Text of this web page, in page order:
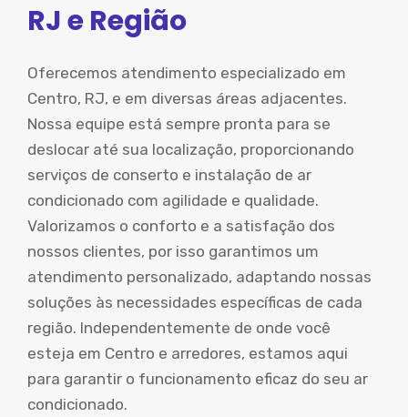
RJ e Região
Oferecemos atendimento especializado em
Centro, RJ, e em diversas áreas adjacentes.
Nossa equipe está sempre pronta para se
deslocar até sua localização, proporcionando
serviços de conserto e instalação de ar
condicionado com agilidade e qualidade.
Valorizamos o conforto e a satisfação dos
nossos clientes, por isso garantimos um
atendimento personalizado, adaptando nossas
soluções às necessidades específicas de cada
região. Independentemente de onde você
esteja em Centro e arredores, estamos aqui
para garantir o funcionamento eficaz do seu ar
condicionado.